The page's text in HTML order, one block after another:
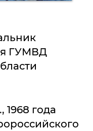
ГУМВД
года